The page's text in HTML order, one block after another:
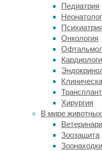
Педиатрия
Психиатрия
Онкология
Хирургия
В мире животных
Зоозащита
Зоонаходки
знаниях,
сравнив
некоторых
проблем
со
здоровьем
дизайнерских
«исходных»
пород.